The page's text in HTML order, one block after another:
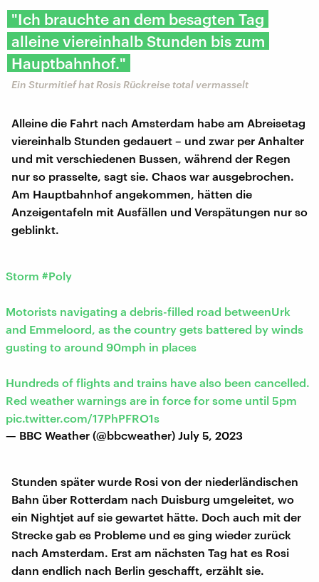
"Ich brauchte an dem besagten Tag
alleine viereinhalb Stunden bis zum
Hauptbahnhof."
Ein Sturmitief hat Rosis Rückreise total vermasselt
Alleine die Fahrt nach Amsterdam habe am Abreisetag
viereinhalb Stunden gedauert – und zwar per Anhalter
und mit verschiedenen Bussen, während der Regen
nur so prasselte, sagt sie. Chaos war ausgebrochen.
Am Hauptbahnhof angekommen, hätten die
Anzeigentafeln mit Ausfällen und Verspätungen nur so
geblinkt.
Storm #Poly
Motorists navigating a debris-filled road betweenUrk
and Emmeloord, as the country gets battered by winds
gusting to around 90mph in places
Hundreds of flights and trains have also been cancelled.
Red weather warnings are in force for some until 5pm
pic.twitter.com/17PhPFRO1s
— BBC Weather (@bbcweather) July 5, 2023
Stunden später wurde Rosi von der niederländischen
Bahn über Rotterdam nach Duisburg umgeleitet, wo
ein Nightjet auf sie gewartet hätte. Doch auch mit der
Strecke gab es Probleme und es ging wieder zurück
nach Amsterdam. Erst am nächsten Tag hat es Rosi
dann endlich nach Berlin geschafft, erzählt sie.